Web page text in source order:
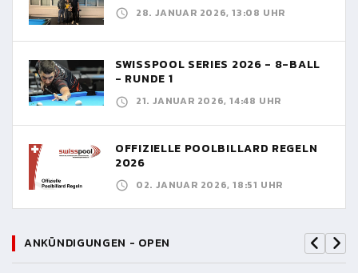
28. JANUAR 2026, 13:08 UHR
SWISSPOOL SERIES 2026 - 8-BALL
- RUNDE 1
21. JANUAR 2026, 14:48 UHR
OFFIZIELLE POOLBILLARD REGELN
2026
02. JANUAR 2026, 18:51 UHR
ANKÜNDIGUNGEN - OPEN